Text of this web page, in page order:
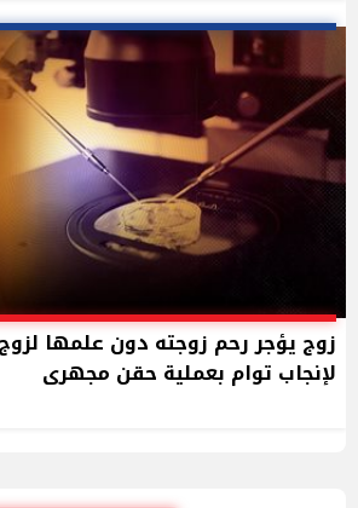
زوج يؤجر رحم زوجته دون علمها
لإنجاب توام بعملية حقن مجهرى